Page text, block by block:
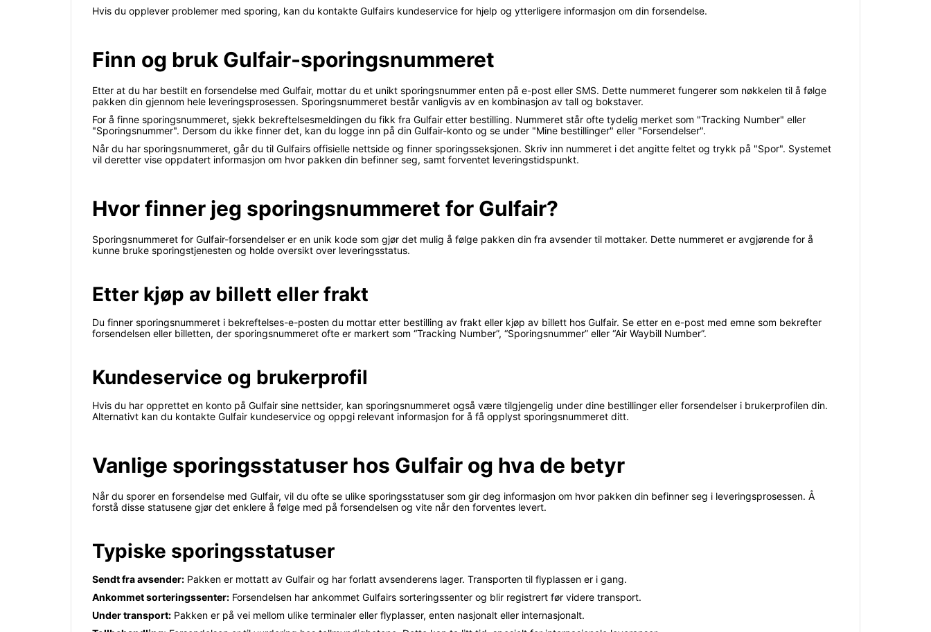
Hvis du opplever problemer med sporing, kan du kontakte Gulfairs kundeservice for hjelp og ytterligere informasjon om din forsendelse.
Finn og bruk Gulfair-sporingsnummeret
Etter at du har bestilt en forsendelse med Gulfair, mottar du et unikt sporingsnummer enten på e-post eller SMS. Dette nummeret fungerer som nøkkelen til å følge
pakken din gjennom hele leveringsprosessen. Sporingsnummeret består vanligvis av en kombinasjon av tall og bokstaver.
For å finne sporingsnummeret, sjekk bekreftelsesmeldingen du fikk fra Gulfair etter bestilling. Nummeret står ofte tydelig merket som "Tracking Number" eller
"Sporingsnummer". Dersom du ikke finner det, kan du logge inn på din Gulfair-konto og se under "Mine bestillinger" eller "Forsendelser".
Når du har sporingsnummeret, går du til Gulfairs offisielle nettside og finner sporingsseksjonen. Skriv inn nummeret i det angitte feltet og trykk på "Spor". Systemet
vil deretter vise oppdatert informasjon om hvor pakken din befinner seg, samt forventet leveringstidspunkt.
Hvor finner jeg sporingsnummeret for Gulfair?
Sporingsnummeret for Gulfair-forsendelser er en unik kode som gjør det mulig å følge pakken din fra avsender til mottaker. Dette nummeret er avgjørende for å
kunne bruke sporingstjenesten og holde oversikt over leveringsstatus.
Etter kjøp av billett eller frakt
Du finner sporingsnummeret i bekreftelses-e-posten du mottar etter bestilling av frakt eller kjøp av billett hos Gulfair. Se etter en e-post med emne som bekrefter
forsendelsen eller billetten, der sporingsnummeret ofte er markert som “Tracking Number”, “Sporingsnummer” eller “Air Waybill Number”.
Kundeservice og brukerprofil
Hvis du har opprettet en konto på Gulfair sine nettsider, kan sporingsnummeret også være tilgjengelig under dine bestillinger eller forsendelser i brukerprofilen din.
Alternativt kan du kontakte Gulfair kundeservice og oppgi relevant informasjon for å få opplyst sporingsnummeret ditt.
Vanlige sporingsstatuser hos Gulfair og hva de betyr
Når du sporer en forsendelse med Gulfair, vil du ofte se ulike sporingsstatuser som gir deg informasjon om hvor pakken din befinner seg i leveringsprosessen. Å
forstå disse statusene gjør det enklere å følge med på forsendelsen og vite når den forventes levert.
Typiske sporingsstatuser
Sendt fra avsender: Pakken er mottatt av Gulfair og har forlatt avsenderens lager. Transporten til flyplassen er i gang.
Ankommet sorteringssenter: Forsendelsen har ankommet Gulfairs sorteringssenter og blir registrert før videre transport.
Under transport: Pakken er på vei mellom ulike terminaler eller flyplasser, enten nasjonalt eller internasjonalt.